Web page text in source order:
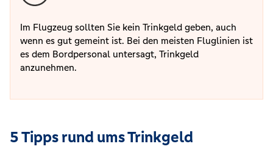
Im Flugzeug sollten Sie kein Trinkgeld geben, auch
wenn es gut gemeint ist. Bei den meisten Fluglinien ist
es dem Bordpersonal untersagt, Trinkgeld
anzunehmen.
5 Tipps rund ums Trinkgeld